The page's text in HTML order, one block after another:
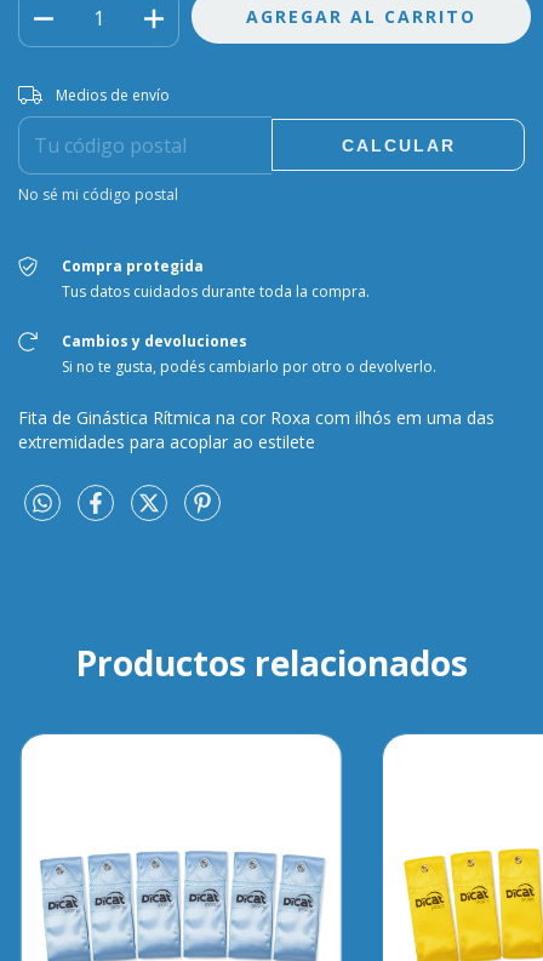
Entregas para el CP:
Medios de envío
CALCULAR
No sé mi código postal
Compra protegida
Tus datos cuidados durante toda la compra.
Cambios y devoluciones
Si no te gusta, podés cambiarlo por otro o devolverlo.
Fita de Ginástica Rítmica na cor Roxa com ilhós em uma das
extremidades para acoplar ao estilete
Productos relacionados